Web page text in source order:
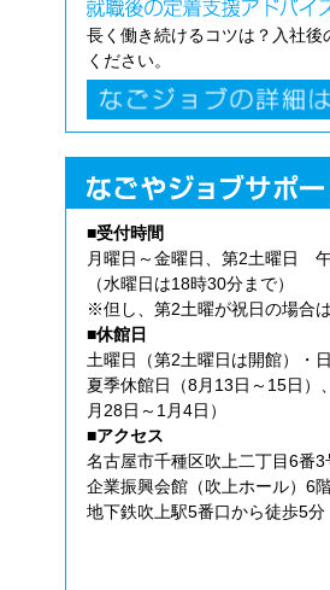
長く働き続けるコツは？入社後
ください。
■受付時間
月曜日～金曜日、第2土曜日
（水曜日は18時30分まで）
※但し、第2土曜が祝日の場合
■休館日
土曜日（第2土曜日は開館）・
夏季休館日（8月13日～15日）
月28日～1月4日）
■アクセス
名古屋市千種区吹上二丁目6番
企業振興会館（吹上ホール）6
地下鉄吹上駅5番口から徒歩5分